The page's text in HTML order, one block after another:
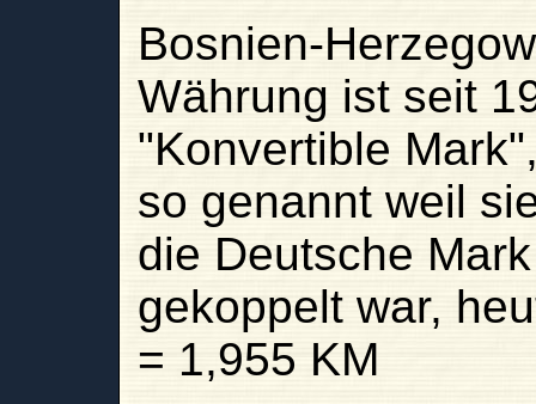
Bosnien-
Währung ist seit
"Konvertible
so genannt weil
die Deutsche Mark
gekoppelt war,
= 1,955 KM